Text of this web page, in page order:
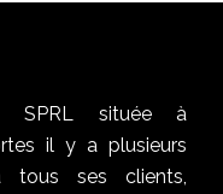
SPRL située à
il y a plusieurs
tous ses clients,